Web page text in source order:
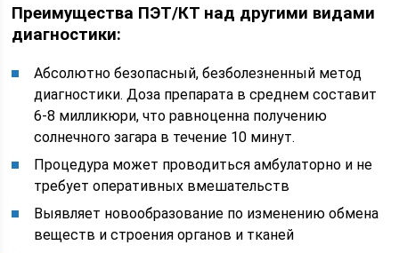
Преимущества ПЭТ/КТ над другими видами
диагностики:
Абсолютно безопасный, безболезненный метод
диагностики. Доза препарата в среднем составит
6-8 милликюри, что равноценна получению
солнечного загара в течение 10 минут.
Процедура может проводиться амбулаторно и не
требует оперативных вмешательств
Выявляет новообразование по изменению обмена
веществ и строения органов и тканей